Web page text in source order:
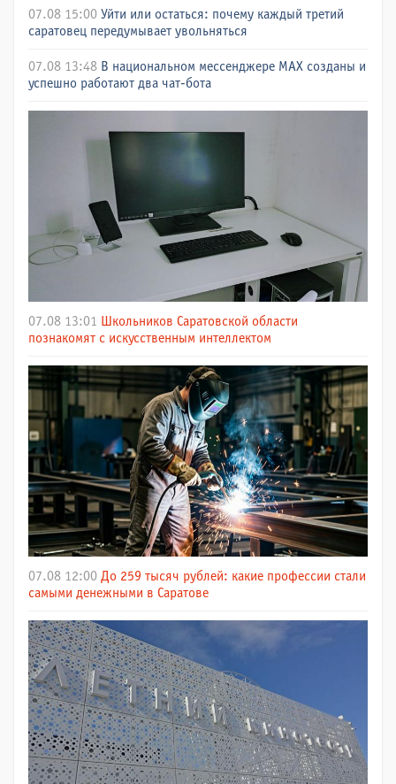
07.08 15:00 Уйти или остаться: почему каждый третий
саратовец передумывает увольняться
07.08 13:48 В национальном мессенджере МАХ созданы и
успешно работают два чат-бота
07.08 13:01
Школьников Саратовской области
познакомят с искусственным интеллектом
07.08 12:00 До 259 тысяч рублей: какие профессии стали
самыми денежными в Саратове